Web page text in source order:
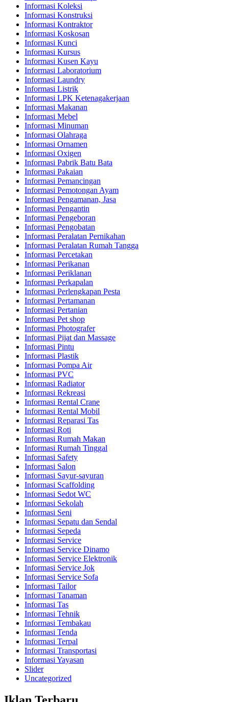
Informasi Koleksi
Informasi Konstruksi
Informasi Kontraktor
Informasi Koskosan
Informasi Kunci
Informasi Kursus
Informasi Kusen Kayu
Informasi Laboratorium
Informasi Laundry
Informasi Listrik
Informasi LPK Ketenagakerjaan
Informasi Makanan
Informasi Mebel
Informasi Minuman
Informasi Olahraga
Informasi Ornamen
Informasi Oxigen
Informasi Pabrik Batu Bata
Informasi Pakaian
Informasi Pemancingan
Informasi Pemotongan Ayam
Informasi Pengamanan, Jasa
Informasi Pengantin
Informasi Pengeboran
Informasi Pengobatan
Informasi Peralatan Pernikahan
Informasi Peralatan Rumah Tangga
Informasi Percetakan
Informasi Perikanan
Informasi Periklanan
Informasi Perkapalan
Informasi Perlengkapan Pesta
Informasi Pertamanan
Informasi Pertanian
Informasi Pet shop
Informasi Photografer
Informasi Pijat dan Massage
Informasi Pintu
Informasi Plastik
Informasi Pompa Air
Informasi PVC
Informasi Radiator
Informasi Rekreasi
Informasi Rental Crane
Informasi Rental Mobil
Informasi Reparasi Tas
Informasi Roti
Informasi Rumah Makan
Informasi Rumah Tinggal
Informasi Safety
Informasi Salon
Informasi Sayur-sayuran
Informasi Scaffolding
Informasi Sedot WC
Informasi Sekolah
Informasi Seni
Informasi Sepatu dan Sendal
Informasi Sepeda
Informasi Service
Informasi Service Dinamo
Informasi Service Elektronik
Informasi Service Jok
Informasi Service Sofa
Informasi Tailor
Informasi Tanaman
Informasi Tas
Informasi Tehnik
Informasi Tembakau
Informasi Tenda
Informasi Terpal
Informasi Transportasi
Informasi Yayasan
Slider
Uncategorized